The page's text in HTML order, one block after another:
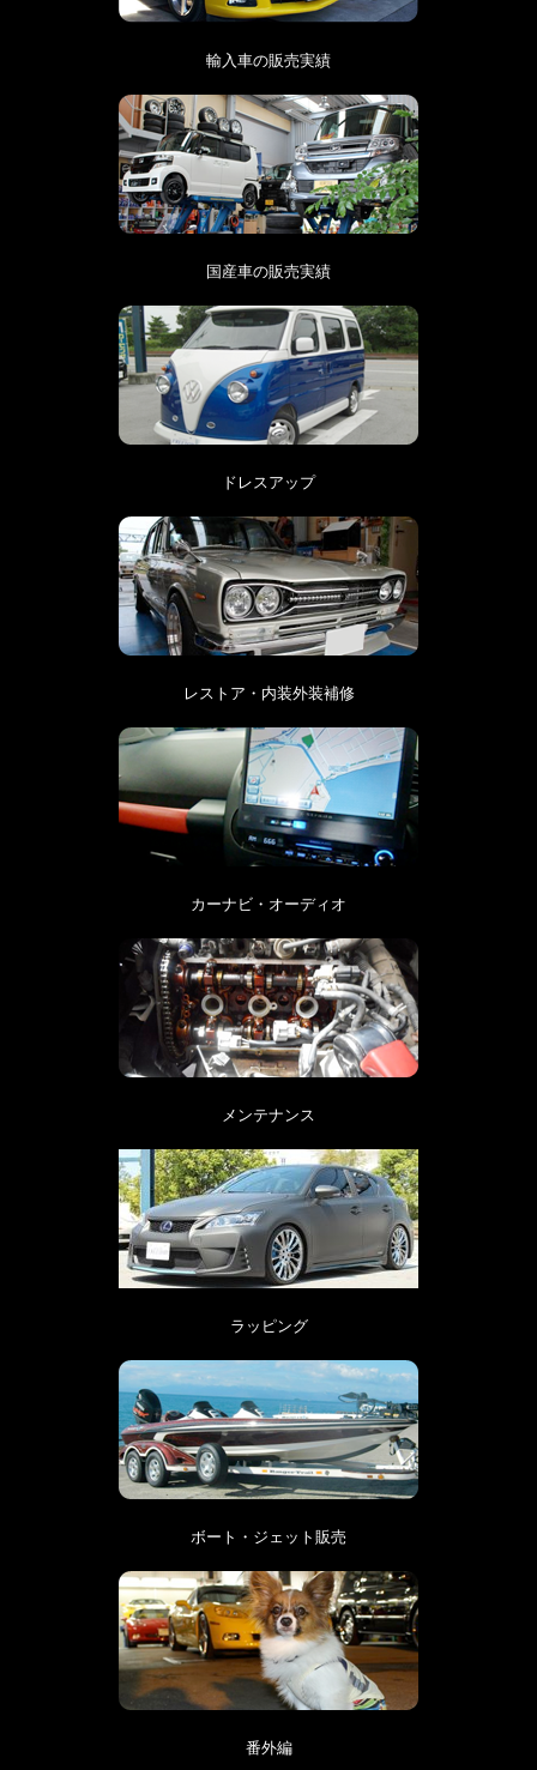
輸入車の販売実績
国産車の販売実績
ドレスアップ
レストア・内装外装補修
カーナビ・オーディオ
メンテナンス
ラッピング
ボート・ジェット販売
番外編